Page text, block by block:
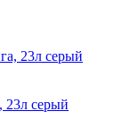
23л серый